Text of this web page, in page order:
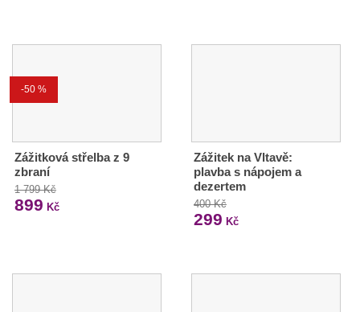
-50 %
Zážitková střelba z 9
zbraní
1 799 Kč
899 Kč
Zážitek na Vltavě:
plavba s nápojem a
dezertem
400 Kč
299 Kč